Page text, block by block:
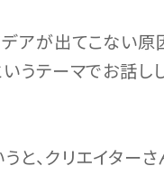
アが出てこない原
うテーマでお話し
と、クリエイター